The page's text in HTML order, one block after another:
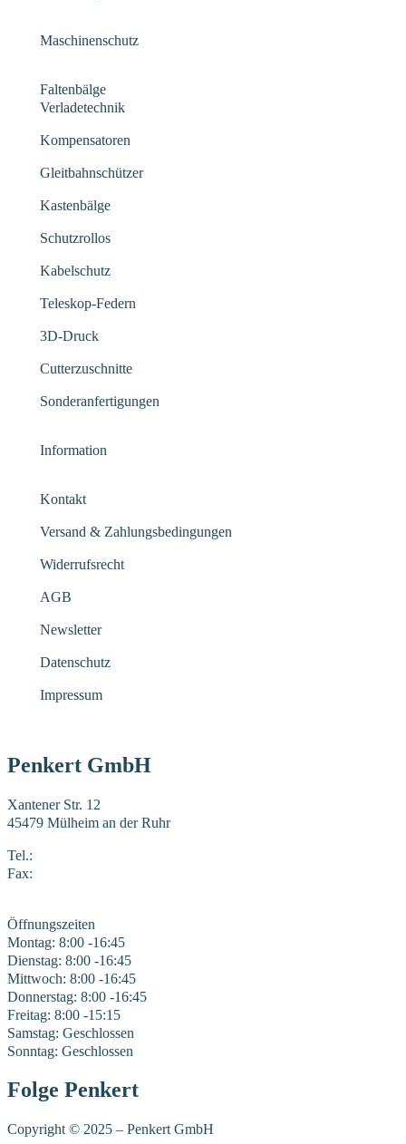
Maschinenschutz
Faltenbälge
Verladetechnik
Kompensatoren
Gleitbahnschützer
Kastenbälge
Schutzrollos
Kabelschutz
Teleskop-Federn
3D-Druck
Cutterzuschnitte
Sonderanfertigungen
Information
Kontakt
Versand & Zahlungsbedingungen
Widerrufsrecht
AGB
Newsletter
Datenschutz
Impressum
Penkert GmbH
Xantener Str. 12
45479 Mülheim an der Ruhr
Tel.:
Fax:
Öffnungszeiten
Montag: 8:00 -16:45
Dienstag: 8:00 -16:45
Mittwoch: 8:00 -16:45
Donnerstag: 8:00 -16:45
Freitag: 8:00 -15:15
Samstag: Geschlossen
Sonntag: Geschlossen
Folge Penkert
Copyright © 2025 – Penkert GmbH